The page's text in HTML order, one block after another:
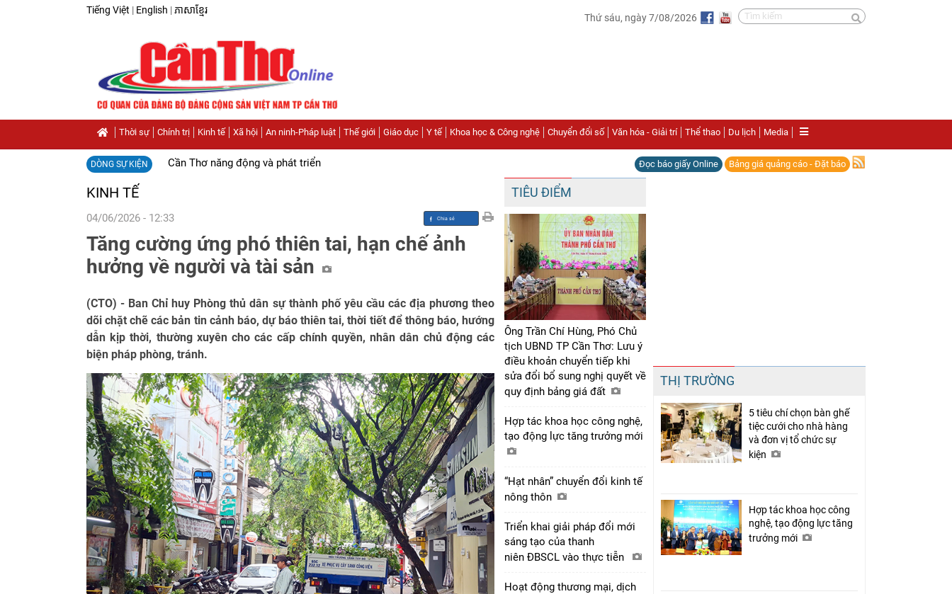
Tiếng Việt | English | ភាសាខ្មែរ
Thứ sáu, ngày 7/08/2026
Thời sự Chính trị Kinh tế Xã hội An ninh-Pháp luật Thế giới Giáo dục Y tế Khoa học & Công nghệ Chuyển đổi số Văn hóa - Giải trí Thể thao Du lịch Media
DÒNG SỰ KIỆN Cần Thơ năng động và phát triển Đọc báo giấy Online Bảng giá quảng cáo - Đặt báo
KINH TẾ
04/06/2026 - 12:33
Chia sẻ
Facebook
Tăng cường ứng phó thiên tai, hạn chế ảnh
hưởng về người và tài sản
(CTO) - Ban Chỉ huy Phòng thủ dân sự thành phố yêu cầu các địa phương theo
dõi chặt chẽ các bản tin cảnh báo, dự báo thiên tai, thời tiết để thông báo, hướng
dẫn kịp thời, thường xuyên cho các cấp chính quyền, nhân dân chủ động các
biện pháp phòng, tránh.
TIÊU ĐIỂM
Ông Trần Chí Hùng, Phó Chủ
tịch UBND TP Cần Thơ: Lưu ý
điều khoản chuyển tiếp khi
sửa đổi bổ sung nghị quyết về
quy định bảng giá đất
Hợp tác khoa học công nghệ,
tạo động lực tăng trưởng mới
“Hạt nhân” chuyển đổi kinh tế
nông thôn
Triển khai giải pháp đổi mới
sáng tạo của thanh
niên ĐBSCL vào thực tiễn
Hoạt động thương mại, dịch
THỊ TRƯỜNG
5 tiêu chí chọn bàn ghế
tiệc cưới cho nhà hàng
và đơn vị tổ chức sự
kiện
Hợp tác khoa học công
nghệ, tạo động lực tăng
trưởng mới